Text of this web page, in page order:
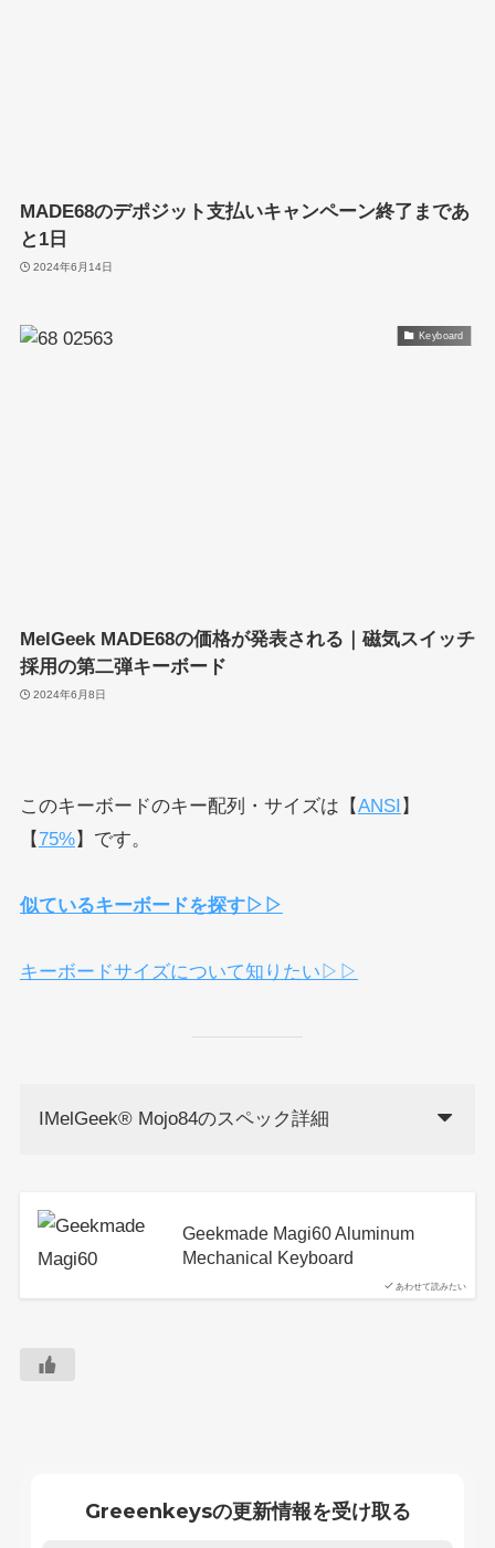
MADE68のデポジット支払いキャンペーン終了まであ
と1日
2024年6月14日
Keyboard
MelGeek MADE68の価格が発表される｜磁気スイッチ
採用の第二弾キーボード
2024年6月8日
このキーボードのキー配列・サイズは【ANSI 】
【 75%】です。
似ているキーボードを探す▷▷
キーボードサイズについて知りたい▷▷
IMelGeek®︎ Mojo84のスペック詳細
あわせて読みたい
Geekmade Magi60 Aluminum
Mechanical Keyboard
Greeenkeysの更新情報を受け取る